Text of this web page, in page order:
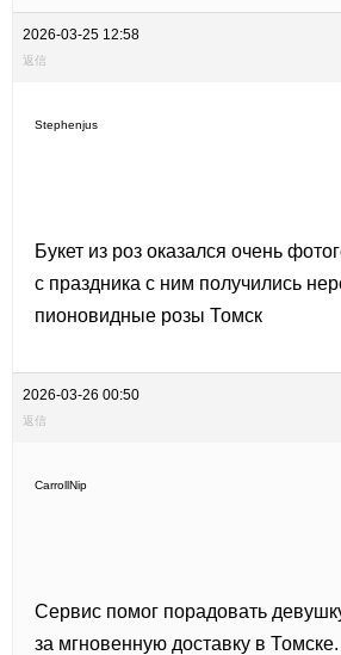
2026-03-25 12:58
返信
Stephenjus
Букет из роз оказался очень
с праздника с ним получились
пионовидные розы Томск
2026-03-26 00:50
返信
CarrollNip
Сервис помог порадовать
за мгновенную доставку в Томске.